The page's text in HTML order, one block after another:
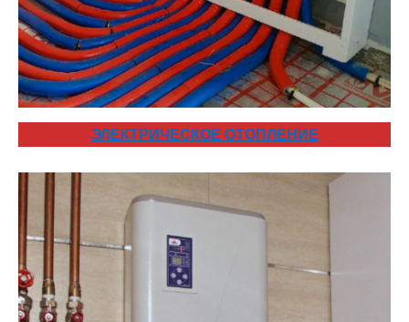
ЭЛЕКТРИЧЕСКОЕ ОТОПЛЕНИЕ